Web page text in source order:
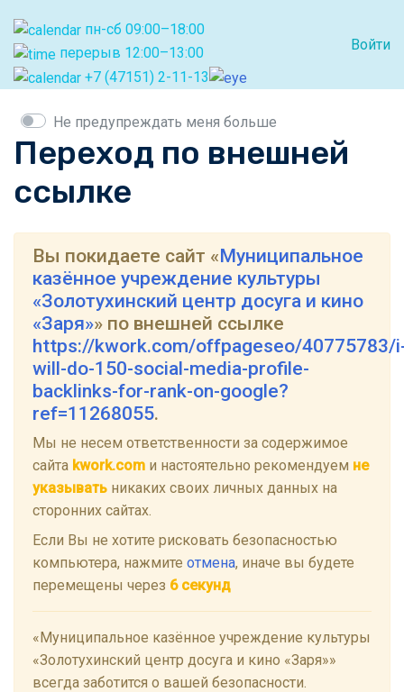
пн-сб 09:00–18:00
перерыв 12:00–13:00
+7 (47151) 2-11-13
Войти
Переход по внешней
ссылке
Не предупреждать меня больше
Вы покидаете сайт «Муниципальное
казённое учреждение культуры
«Золотухинский центр досуга и кино
«Заря»» по внешней ссылке
https://kwork.com/offpageseo/40775783/
will-do-150-social-media-profile-
backlinks-for-rank-on-google?
ref=11268055.
Мы не несем ответственности за содержимое
сайта kwork.com и настоятельно рекомендуем не
указывать никаких своих личных данных на
сторонних сайтах.
Если Вы не хотите рисковать безопасностью
компьютера, нажмите отмена, иначе вы будете
перемещены через 5секунд
«Муниципальное казённое учреждение культуры
«Золотухинский центр досуга и кино «Заря»»
всегда заботится о вашей безопасности.